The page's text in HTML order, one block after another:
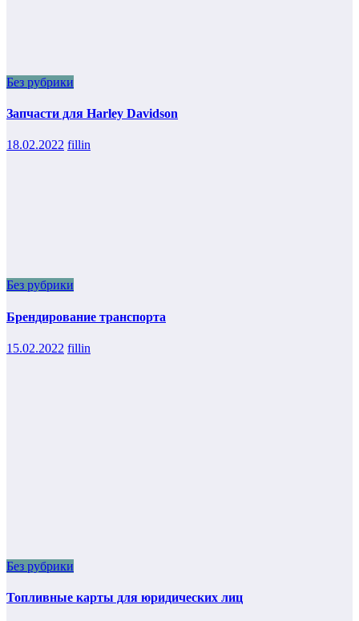
Без рубрики
Запчасти для Harley Davidson
18.02.2022 fillin
Без рубрики
Брендирование транспорта
15.02.2022 fillin
Без рубрики
Топливные карты для юридических лиц